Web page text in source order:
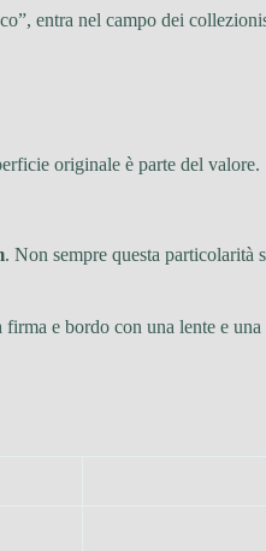
entra nel campo dei
originale è parte del valore.
. Non sempre questa particolarità
e bordo con una lente e una